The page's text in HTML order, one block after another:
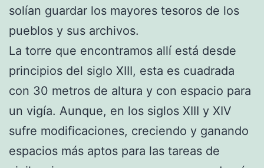
solían guardar los mayores tesoros de los
pueblos y sus archivos.
La torre que encontramos allí está desde
principios del siglo XIII, esta es cuadrada
con 30 metros de altura y con espacio para
un vigía. Aunque, en los siglos XIII y XIV
sufre modificaciones, creciendo y ganando
espacios más aptos para las tareas de